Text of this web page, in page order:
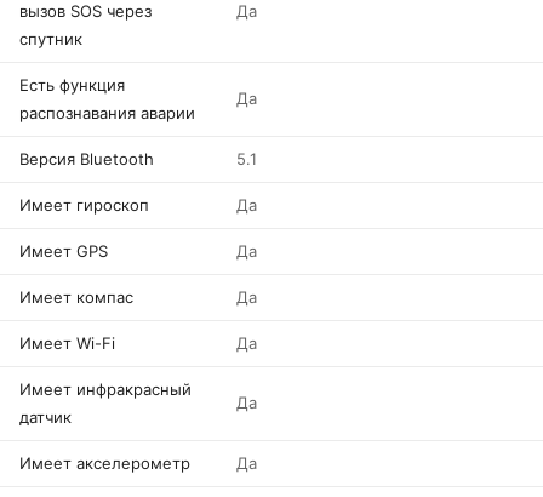
вызов SOS через
спутник
Да
Есть функция
распознавания аварии
Да
Версия Bluetooth 5.1
Имеет гироскоп Да
Имеет GPS Да
Имеет компас Да
Имеет Wi-Fi Да
Имеет инфракрасный
датчик
Да
Имеет акселерометр Да